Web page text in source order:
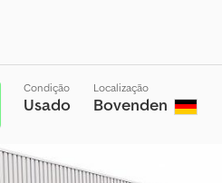
Condição
Usado
Localização
Bovenden